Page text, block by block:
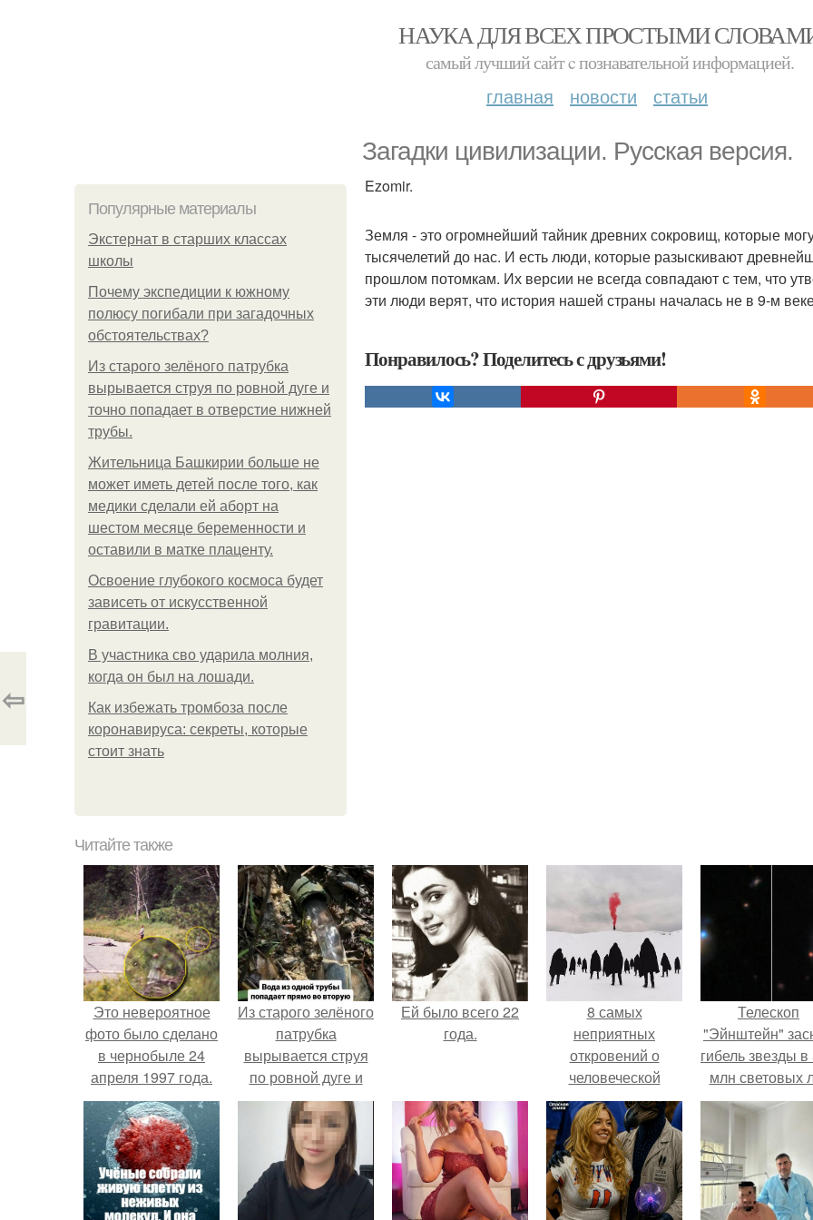
НАУКА ДЛЯ ВСЕХ ПРОСТЫМИ
самый лучший сайт c познавательной информацией.
главная новости статьи
Загадки цивилизации. Русская версия.
Популярные материалы
Экстернат в старших классах
школы
Почему экспедиции к южному
полюсу погибали при загадочных
обстоятельствах?
Из старого зелёного патрубка
вырывается струя по ровной дуге и
точно попадает в отверстие нижней
трубы.
Жительница Башкирии больше не
может иметь детей после того, как
медики сделали ей аборт на
шестом месяце беременности и
оставили в матке плаценту.
Освоение глубокого космоса будет
зависеть от искусственной
гравитации.
В участника сво ударила молния,
когда он был на лошади.
Как избежать тромбоза после
коронавируса: секреты, которые
стоит знать
Ezomir.
Земля - это огромнейший тайник древних сокровищ, которые
тысячелетий до нас. И есть люди, которые разыскивают
прошлом потомкам. Их версии не всегда совпадают с тем, что
эти люди верят, что история нашей страны началась не в 9-м
Понравилось? Поделитесь с друзьями!
⇦
Читайте также
Это невероятное
фото было сделано
в чернобыле 24
апреля 1997 года.
Из старого зелёного
патрубка
вырывается струя
по ровной дуге и
точно попадает в
отверстие нижней
трубы.
Ей было всего 22
года.
8 самых
неприятных
откровений о
человеческой
природе.
Телескоп
"Эйнштейн"
гибель звезды
млн световых
от земли.